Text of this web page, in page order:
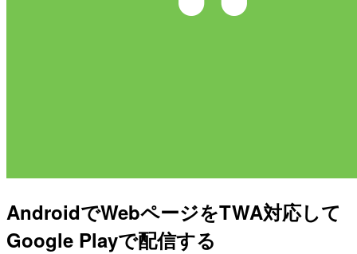
AndroidでWebページをTWA対応して
Google Playで配信する